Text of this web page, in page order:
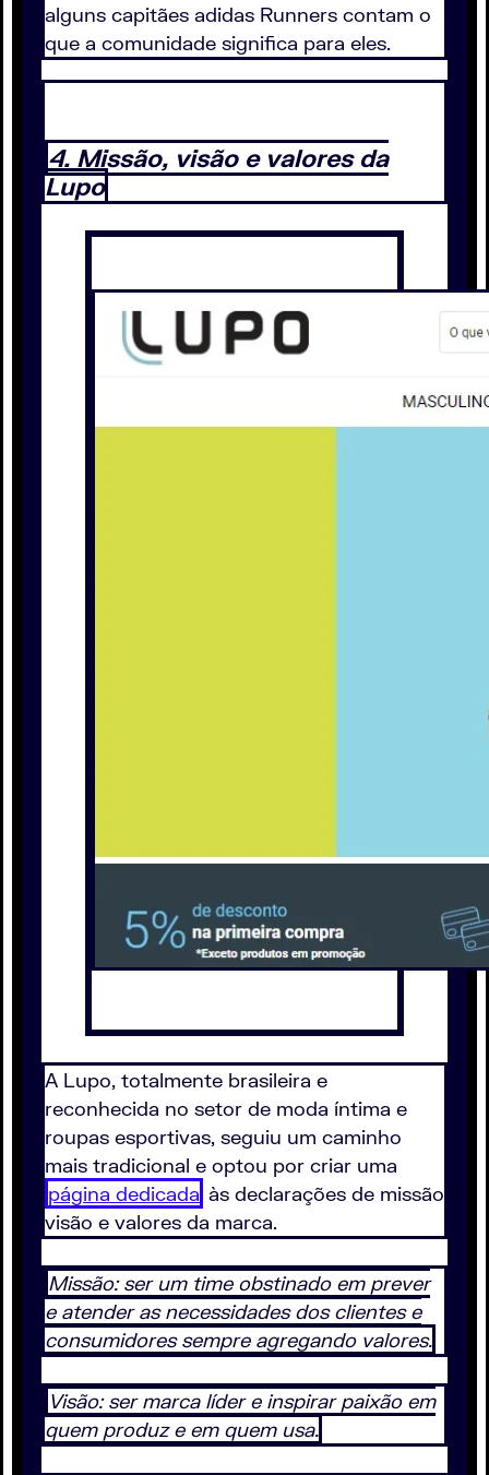
alguns capitães adidas Runners contam o
que a comunidade significa para eles.
4. Missão, visão e valores da
Lupo
A Lupo, totalmente brasileira e
reconhecida no setor de moda íntima e
roupas esportivas, seguiu um caminho
mais tradicional e optou por criar uma
página dedicada às declarações de missão
visão e valores da marca.
Missão: ser um time obstinado em prever
e atender as necessidades dos clientes e
consumidores sempre agregando valores.
Visão: ser marca líder e inspirar paixão em
quem produz e em quem usa.